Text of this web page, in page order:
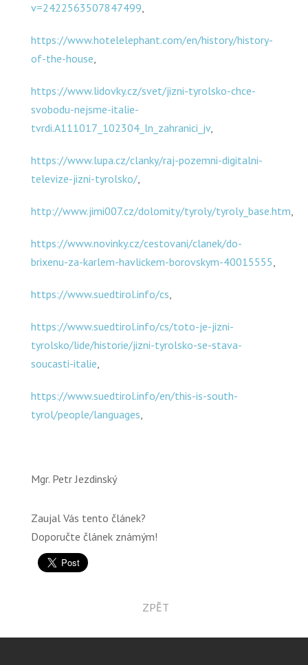
v=2422563507847499,
https://www.hotelelephant.com/en/history/history-
of-the-house,
https://www.lidovky.cz/svet/jizni-tyrolsko-chce-
svobodu-nejsme-italie-
tvrdi.A111017_102304_ln_zahranici_jv,
https://www.lupa.cz/clanky/raj-pozemni-digitalni-
televize-jizni-tyrolsko/,
http://www.jimi007.cz/dolomity/tyroly/tyroly_base.htm,
https://www.novinky.cz/cestovani/clanek/do-
brixenu-za-karlem-havlickem-borovskym-40015555,
https://www.suedtirol.info/cs,
https://www.suedtirol.info/cs/toto-je-jizni-
tyrolsko/lide/historie/jizni-tyrolsko-se-stava-
soucasti-italie,
https://www.suedtirol.info/en/this-is-south-
tyrol/people/languages,
Mgr. Petr Jezdinský
Zaujal Vás tento článek?
Doporučte článek známým!
ZPĚT